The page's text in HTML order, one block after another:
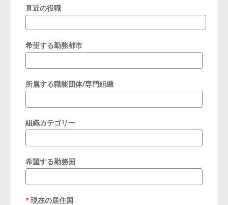
直近の役職
希望する勤務都市
所属する職能団体/専門組織
組織カテゴリー
希望する勤務国
現在の居住国